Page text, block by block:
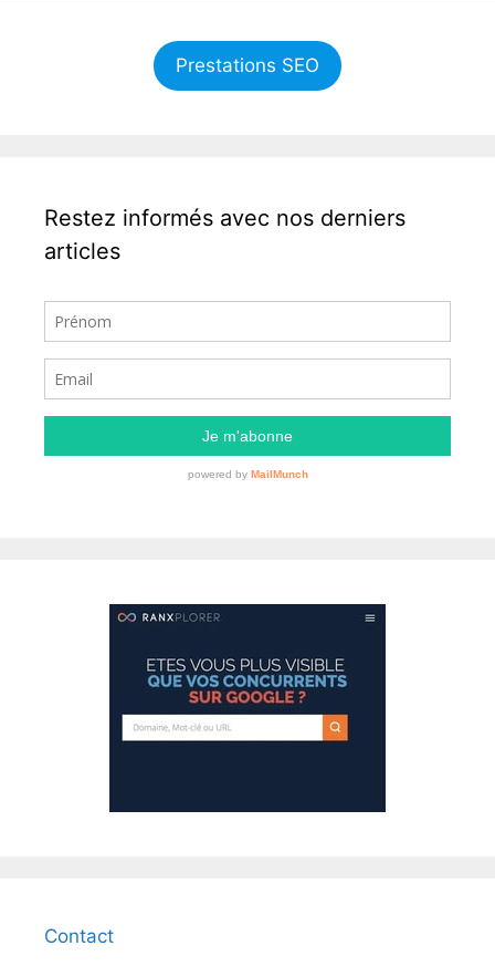
Prestations SEO
Restez informés avec nos derniers
articles
Contact